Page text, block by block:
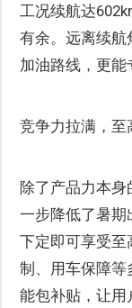
工况续航达
有余。远离续航
加油路线，更能
竞争力拉满，
除了产品力本
一步降低了暑期
下定即可享受至
制、用车保障等
能包补贴，让用